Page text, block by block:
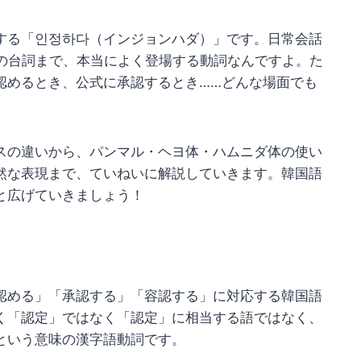
「인정하다（インジョンハダ）」です。日常会話
詞まで、本当によく登場する動詞なんですよ。た
めるとき、公式に承認するとき……どんな場面でも
違いから、パンマル・ヘヨ体・ハムニダ体の使い
表現まで、ていねいに解説していきます。韓国語
げていきましょう！
る」「承認する」「容認する」に対応する韓国語
認定」ではなく「認定」に相当する語ではなく、
う意味の漢字語動詞です。